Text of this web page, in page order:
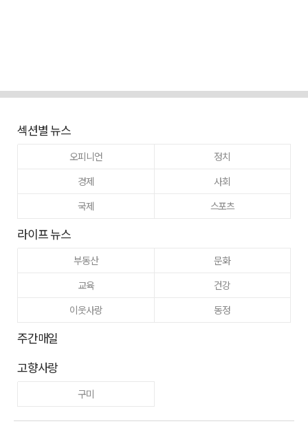
섹션별 뉴스
오피니언
정치
경제
사회
국제
스포츠
라이프 뉴스
부동산
문화
교육
건강
이웃사랑
동정
주간매일
고향사랑
구미